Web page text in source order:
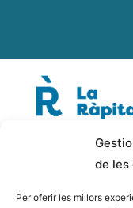
de les
Per oferir les millors